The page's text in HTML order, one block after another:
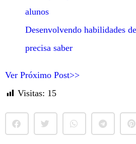
alunos
Desenvolvendo habilidades
precisa saber
Ver Próximo Post>>
Visitas: 15